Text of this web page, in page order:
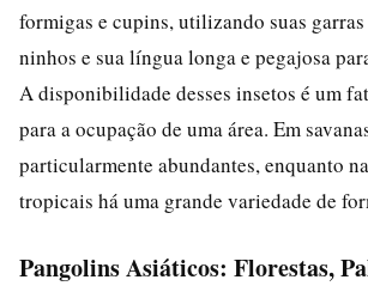
formigas e cupins, utilizando suas
ninhos e sua língua longa e pegajosa
A disponibilidade desses insetos é um
para a ocupação de uma área. Em
particularmente abundantes, enquanto
tropicais há uma grande variedade de
Pangolins Asiáticos: Florestas,